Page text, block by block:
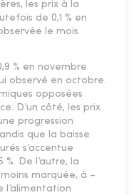
les prix à la
de 0,1 % en
le mois
% en novembre
observé en octobre.
opposées
D’un côté, les prix
progression
que la baisse
s’accentue
De l’autre, la
marquée, à –
l’alimentation